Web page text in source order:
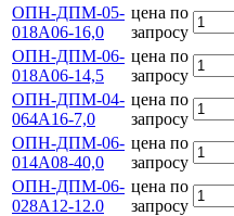
ОПН-ДПМ-05-
018А06-16,0
цена по
запросу
ОПН-ДПМ-06-
018А06-14,5
цена по
запросу
ОПН-ДПМ-04-
064А16-7,0
цена по
запросу
ОПН-ДПМ-06-
014А08-40,0
цена по
запросу
ОПН-ДПМ-06-
028А12-12.0
цена по
запросу